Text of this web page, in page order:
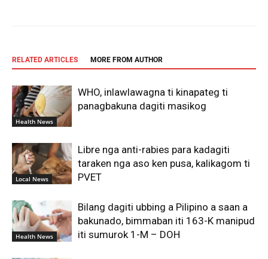
RELATED ARTICLES MORE FROM AUTHOR
Health News
WHO, inlawlawagna ti kinapateg ti
panagbakuna dagiti masikog
Local News
Libre nga anti-rabies para kadagiti
taraken nga aso ken pusa, kalikagom ti
PVET
Health News
Bilang dagiti ubbing a Pilipino a saan a
bakunado, bimmaban iti 163-K manipud
iti sumurok 1-M – DOH